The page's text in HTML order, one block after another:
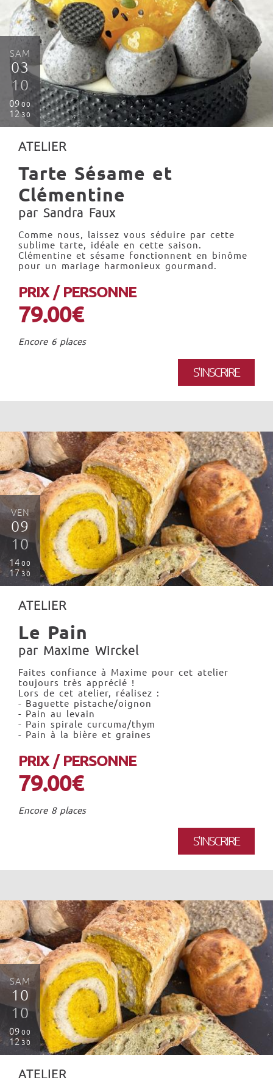
SAM
03
10
09 00
1230
ATELIER
Tarte Sésame et
Clémentine
par Sandra Faux
Comme nous, laissez vous séduire par cette
sublime tarte, idéale en cette saison.
Clémentine et sésame fonctionnent en binôme
pour un mariage harmonieux gourmand.
PRIX / PERSONNE
79.00€
Encore 6 places
S'INSCRIRE
VEN
09
10
14 00
17 30
ATELIER
Le Pain
par Maxime Wirckel
Faites confiance à Maxime pour cet atelier
toujours très apprécié !
Lors de cet atelier, réalisez :
- Baguette pistache/oignon
- Pain au levain
- Pain spirale curcuma/thym
- Pain à la bière et graines
PRIX / PERSONNE
79.00€
Encore 8 places
S'INSCRIRE
SAM
10
10
09 00
12 30
ATELIER